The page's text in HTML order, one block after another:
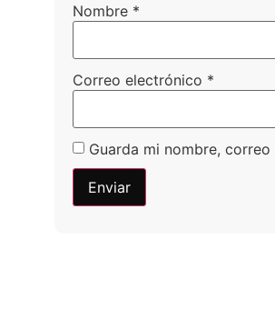
Nombre *
Correo electrónico *
Guarda mi nombre,